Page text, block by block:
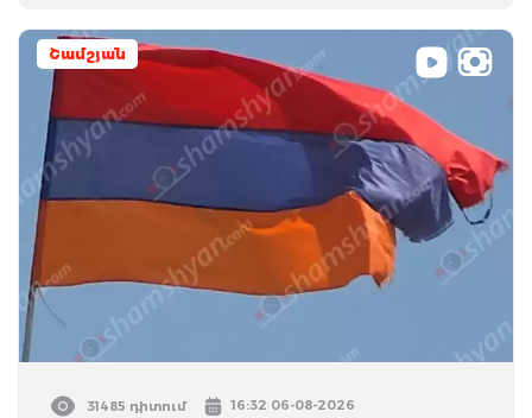
Շամշյան
31485 դիտում 16:32 06-08-2026